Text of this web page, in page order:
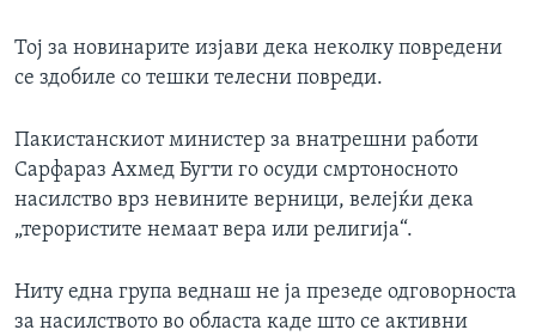
Тој за новинарите изјави дека неколку повредени
се здобиле со тешки телесни повреди.
Пакистанскиот министер за внатрешни работи
Сарфараз Ахмед Бугти го осуди смртоносното
насилство врз невините верници, велејќи дека
„терористите немаат вера или религија“.
Ниту една група веднаш не ја презеде одговорноста
за насилството во областа каде што се активни